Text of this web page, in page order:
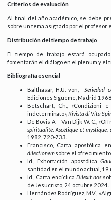
Criterios de evaluación
Al final del año académico, se debe
sobre un tema asignado por el profesor
Distribución del tiempo de trabajo
El tiempo de trabajo estará
fomentarán el diálogo en el plenum y el
Bibliografía esencial
Balthasar, H.U. von,Seriedad
Ediciones Sígueme, Madrid 1968.
Betschart, Ch., «Condizioni
indeterminato», Rivista di Vita
De Bovis A. – Van Dijk W.-C.,
spiritualité Ascétique et mystique,
1982, 720-733.
Francisco, Carta apostólica
dilectionem sobre el ofrecimiento
Id., Exhortación apostólica
santidad en el mundo actual, 19
Id., Carta encíclica Dilexit nos
de Jesucristo, 24 octubre 2024.
Hernández Rodríguez, M.V.,